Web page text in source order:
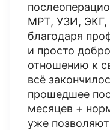
МРТ, УЗИ, ЭКГ,
благодаря
и просто
отношению к
всё
прошедшее
месяцев +
уже позволяют